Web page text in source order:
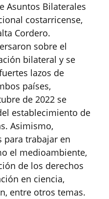
Asuntos Bilaterales
costarricense,
Cordero.
sobre el
bilateral y se
lazos de
países,
de 2022 se
establecimiento de
Asimismo,
para trabajar en
el medioambiente,
de los derechos
en ciencia,
entre otros temas.